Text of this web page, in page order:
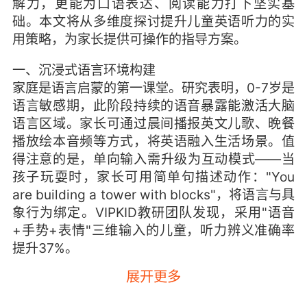
解力，更能为口语表达、阅读能力打下坚实基
础。本文将从多维度探讨提升儿童英语听力的实
用策略，为家长提供可操作的指导方案。
一、沉浸式语言环境构建
家庭是语言启蒙的第一课堂。研究表明，0-7岁是
语言敏感期，此阶段持续的语音暴露能激活大脑
语言区域。家长可通过晨间播报英文儿歌、晚餐
播放绘本音频等方式，将英语融入生活场景。值
得注意的是，单向输入需升级为互动模式——当
孩子玩耍时，家长可用简单句描述动作："You
are building a tower with blocks"，将语言与具
象行为绑定。VIPKID教研团队发现，采用"语音
+手势+表情"三维输入的儿童，听力辨义准确率
提升37%。
数字时代为语言环境创设提供更多可能。精选适
展开更多